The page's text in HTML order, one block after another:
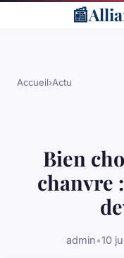
📰
Accueil›Actu
Bien
chanvre
admin•10